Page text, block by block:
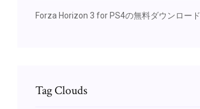
Forza Horizo​​n 3 for PS4の無料ダウンロード
Tag Clouds